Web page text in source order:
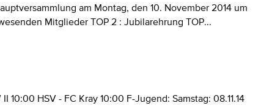
am Montag, den 10. November 2014 um
Mitglieder TOP 2 : Jubilarehrung TOP...
HSV - FC Kray 10:00 F-Jugend: Samstag: 08.11.14